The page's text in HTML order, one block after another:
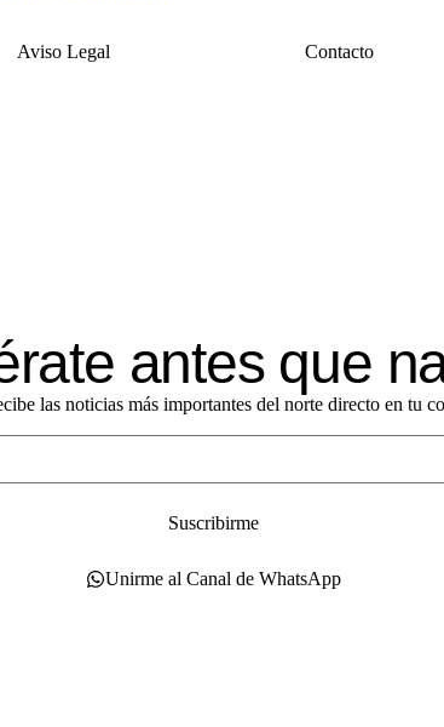
Aviso Legal Contacto
antes que
las noticias más importantes del norte directo en tu
Suscribirme
Unirme al Canal de WhatsApp